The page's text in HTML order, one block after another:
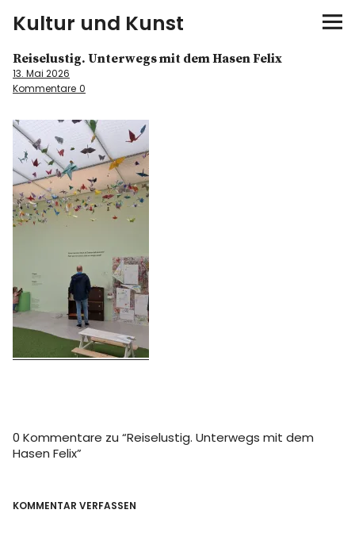
Kultur und Kunst
kultur & kunst
Spiele
Konzerte
Bloggerreisen
Über mich
Reiselustig. Unterwegs mit dem Hasen Felix
13. Mai 2026
Kommentare 0
0 Kommentare zu “Reiselustig. Unterwegs mit dem
Hasen Felix”
KOMMENTAR VERFASSEN